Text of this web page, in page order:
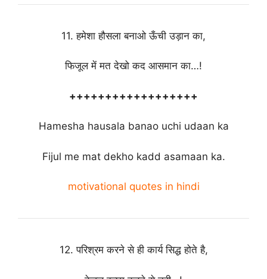
11. हमेशा हौसला बनाओ ऊँची उड़ान का,
फिजूल में मत देखो कद आसमान का…!
++++++++++++++++++
Hamesha hausala banao uchi udaan ka
Fijul me mat dekho kadd asamaan ka.
motivational quotes in hindi
12. परिश्रम करने से ही कार्य सिद्ध होते है,